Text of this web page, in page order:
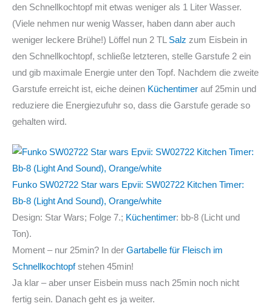
den Schnellkochtopf mit etwas weniger als 1 Liter Wasser.
(Viele nehmen nur wenig Wasser, haben dann aber auch
weniger leckere Brühe!) Löffel nun 2 TL Salz zum Eisbein in
den Schnellkochtopf, schließe letzteren, stelle Garstufe 2 ein
und gib maximale Energie unter den Topf. Nachdem die zweite
Garstufe erreicht ist, eiche deinen Küchentimer auf 25min und
reduziere die Energiezufuhr so, dass die Garstufe gerade so
gehalten wird.
Funko SW02722 Star wars Epvii: SW02722 Kitchen Timer:
Bb-8 (Light And Sound), Orange/white
Design: Star Wars; Folge 7.; Küchentimer: bb-8 (Licht und
Ton).
Moment – nur 25min? In der Gartabelle für Fleisch im
Schnellkochtopfstehen 45min!
Ja klar – aber unser Eisbein muss nach 25min noch nicht
fertig sein. Danach geht es ja weiter.